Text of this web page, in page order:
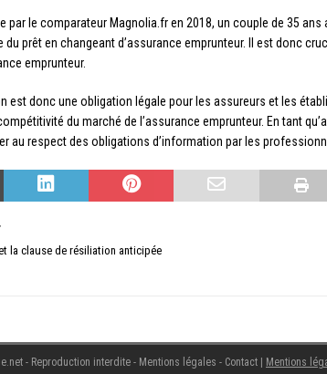
par le comparateur Magnolia.fr en 2018, un couple de 35
du prêt en changeant d’assurance emprunteur. Il est donc
emprunteur.
est donc une obligation légale pour les assureurs et les
du marché de l’assurance emprunteur. En tant
au respect des obligations d’information par les
la clause de résiliation anticipée
- Reproduction interdite - Mentions légales - Contact Mentions